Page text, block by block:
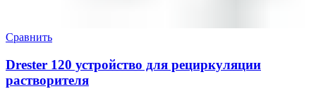
Сравнить
Drester 120 устройство для рециркуляции
растворителя